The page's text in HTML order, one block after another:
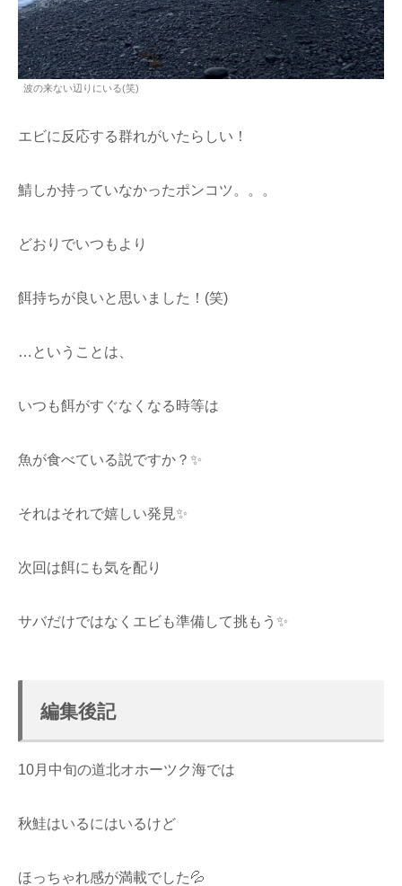
波の来ない辺りにいる(笑)
エビに反応する群れがいたらしい！
鯖しか持っていなかったポンコツ。。。
どおりでいつもより
餌持ちが良いと思いました！(笑)
…ということは、
いつも餌がすぐなくなる時等は
魚が食べている説ですか？✨
それはそれで嬉しい発見✨
次回は餌にも気を配り
サバだけではなくエビも準備して挑もう✨
編集後記
10月中旬の道北オホーツク海では
秋鮭はいるにはいるけど
ほっちゃれ感が満載でした💦